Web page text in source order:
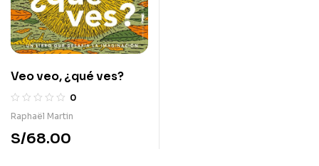
Veo veo, ¿qué ves?
0
Raphaël Martin
S/68.00